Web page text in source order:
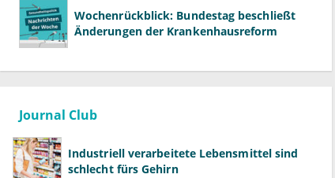
Wochenrückblick: Bundestag beschließt
Änderungen der Krankenhausreform
Journal Club
Industriell verarbeitete Lebensmittel sind
schlecht fürs Gehirn